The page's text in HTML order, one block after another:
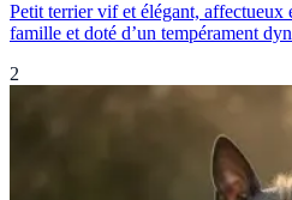
Petit terrier vif et élégant, affectueux
famille et doté d’un tempérament
2